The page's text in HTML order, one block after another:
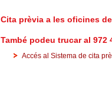
Cita prèvia a les oficines
També podeu trucar al 972
Accés al Sistema de cita